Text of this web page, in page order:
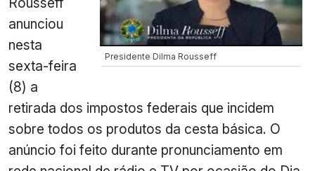
Presidente Dilma Rousseff
anunciou
nesta
sexta-feira
(8) a
retirada dos impostos federais que incidem
sobre todos os produtos da cesta básica. O
anúncio foi feito durante pronunciamento em